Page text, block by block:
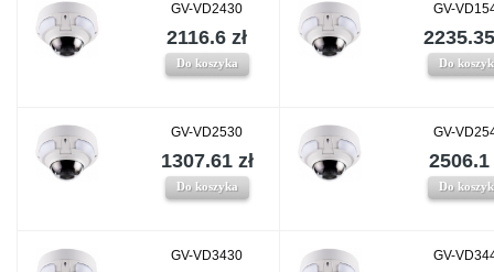
GV-VD2430
2116.6 zł
Do koszyka
GV-
Do
GV-VD2530
1307.61 zł
Do koszyka
GV-
2506.1
Do
GV-VD3430 GV-